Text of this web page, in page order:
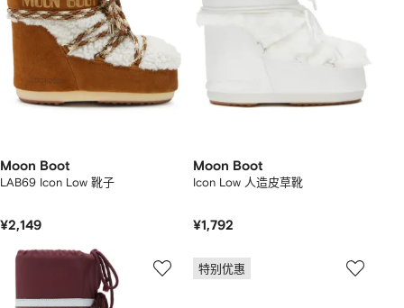
Moon Boot
LAB69 Icon Low 靴子
¥2,149
Moon Boot
Icon Low 人造皮草靴
¥1,792
特别优惠